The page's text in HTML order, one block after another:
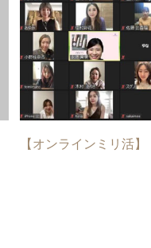
【オンラインミリ活】